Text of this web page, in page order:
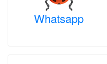
Whatsapp